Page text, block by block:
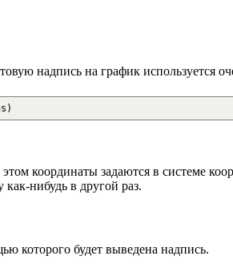
надпись на график используется
)
координаты задаются в системе
нибудь в другой раз.
которого будет выведена надпись.